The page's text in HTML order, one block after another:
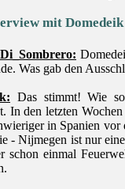
mit Domedeik
Was gab den
Das stimmt! Wie
In den letzten
in Spanien
- Nijmegen ist nur
schon einmal